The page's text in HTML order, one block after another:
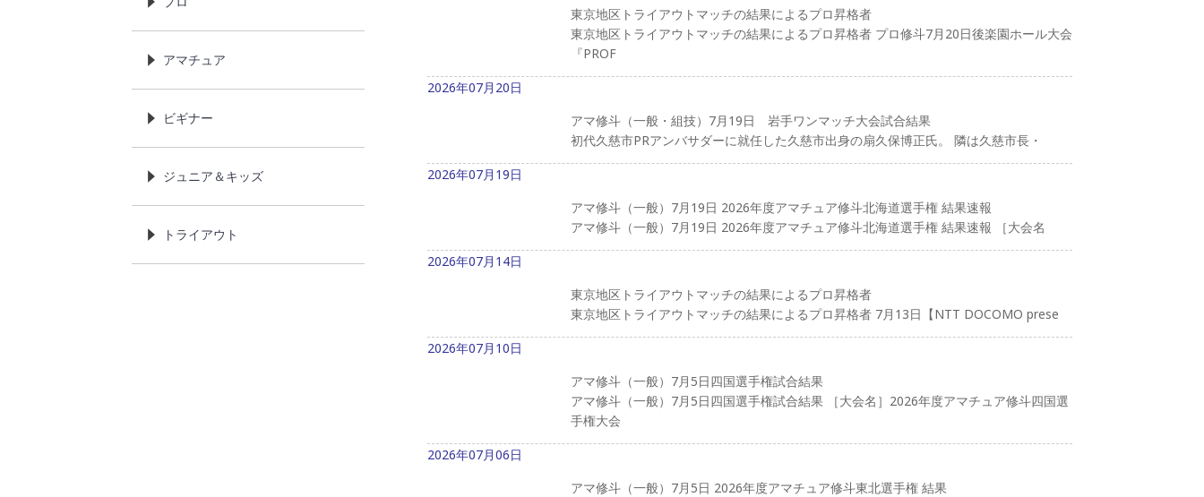
東京地区トライアウトマッチの結果によるプロ昇格者
東京地区トライアウトマッチの結果によるプロ昇格者 プロ修斗7月20日後楽園ホール大会
『PROF
2026年07月20日
アマ修斗（一般・組技）7月19日 岩手ワンマッチ大会試合結果
初代久慈市PRアンバサダーに就任した久慈市出身の扇久保博正氏。 隣は久慈市長・
2026年07月19日
アマ修斗（一般）7月19日 2026年度アマチュア修斗北海道選手権 結果速報
アマ修斗（一般）7月19日 2026年度アマチュア修斗北海道選手権 結果速報 ［大会名
2026年07月14日
東京地区トライアウトマッチの結果によるプロ昇格者
東京地区トライアウトマッチの結果によるプロ昇格者 7月13日【NTT DOCOMO prese
2026年07月10日
アマ修斗（一般）7月5日四国選手権試合結果
アマ修斗（一般）7月5日四国選手権試合結果 ［大会名］2026年度アマチュア修斗四国選
手権大会
2026年07月06日
アマ修斗（一般）7月5日 2026年度アマチュア修斗東北選手権 結果
アマチュア
ビギナー
ジュニア＆キッズ
トライアウト